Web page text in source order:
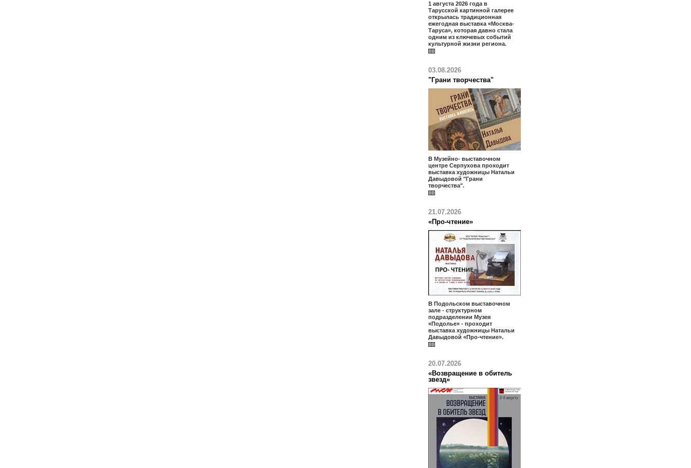
1 августа 2026 года в
Тарусcкой картинной галерее
открылась традиционная
ежегодная выставка «Москва-
Таруса», которая давно стала
одним из ключевых событий
культурной жизни региона.
03.08.2026
"Грани творчества"
В Музейно- выставочном
центре Серпухова проходит
выставка художницы Натальи
Давыдовой "Грани
творчества".
21.07.2026
«Про-чтение»
В Подольском выставочном
зале - структурном
подразделении Музея
«Подолье» - проходит
выставка художницы Натальи
Давыдовой «Про-чтение».
20.07.2026
«Возвращение в обитель
звезд»